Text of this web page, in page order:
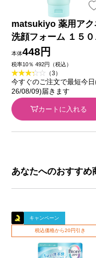
matsukiyo 薬用アク
洗顔フォーム １５０
(医薬部外品)
本体448円
税率10％ 492円（税込）
（3）
今すぐのご注文で最短今
26/08/09)届きます
カートに入れる
あなたへのおすすめ
キャンペーン
税込価格から20円引き